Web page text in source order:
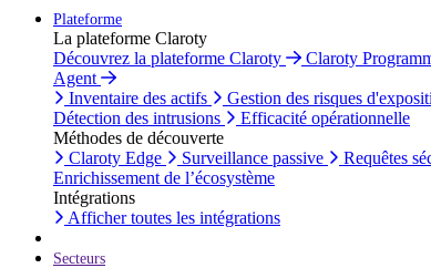
Plateforme
La plateforme Claroty
Découvrez la plateforme Claroty
Claroty
Agent
Inventaire des actifs
Gestion des risques
Détection des intrusions
Efficacité opérationnelle
Méthodes de découverte
Claroty Edge
Surveillance passive Requêtes
Enrichissement de l’écosystème
Intégrations
Afficher toutes les intégrations
Secteurs